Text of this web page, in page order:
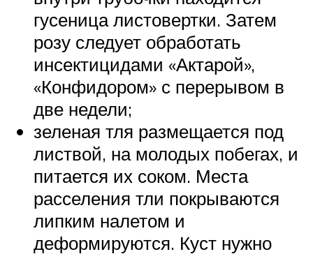
гусеница листовертки. Затем
розу следует обработать
инсектицидами «Актарой»,
«Конфидором» с перерывом в
две недели;
зеленая тля размещается под
листвой, на молодых побегах, и
питается их соком. Места
расселения тли покрываются
липким налетом и
деформируются. Куст нужно